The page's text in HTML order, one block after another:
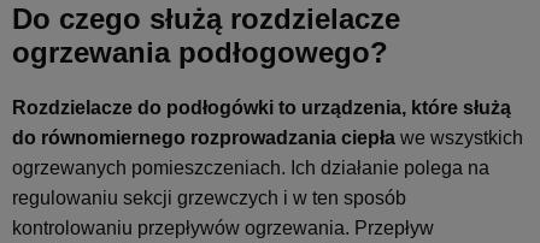
Do czego służą rozdzielacze
ogrzewania podłogowego?
Rozdzielacze do podłogówki to urządzenia, które służą
do równomiernego rozprowadzania ciepła we wszystkich
ogrzewanych pomieszczeniach. Ich działanie polega na
regulowaniu sekcji grzewczych i w ten sposób
kontrolowaniu przepływów ogrzewania. Przepływ